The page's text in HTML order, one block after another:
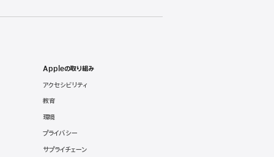
Appleの取り組み
アクセシビリティ
教育
環境
プライバシー
サプライチェーン